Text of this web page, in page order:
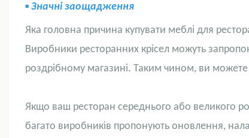
▪ Значні заощадження
Яка головна причина купувати меблі для
Виробники ресторанних крісел можуть
роздрібному магазині. Таким чином, ви можете
Якщо ваш ресторан середнього або великого
багато виробників пропонують оновлення,